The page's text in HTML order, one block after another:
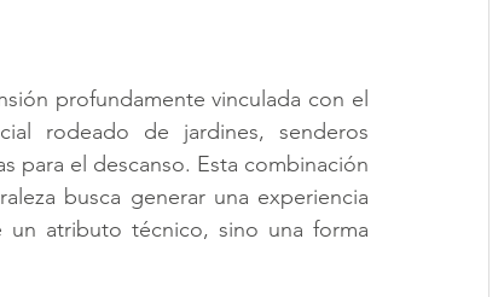
profundamente vinculada con el
rodeado de jardines, senderos
para el descanso. Esta combinación
busca generar una experiencia
un atributo técnico, sino una forma